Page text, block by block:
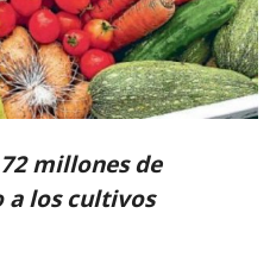
millones de
a los cultivos